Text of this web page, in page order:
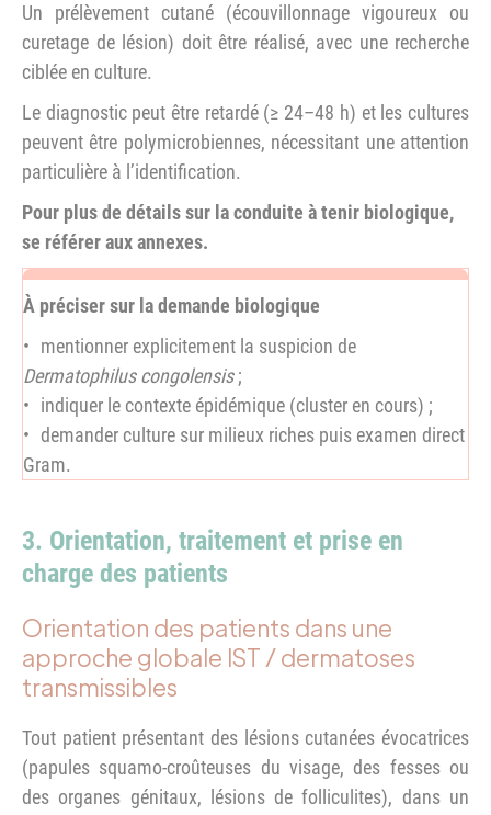
Un prélèvement cutané (écouvillonnage vigoureux ou
curetage de lésion) doit être réalisé, avec une recherche
ciblée en culture.
Le diagnostic peut être retardé (≥ 24–48 h) et les cultures
peuvent être polymicrobiennes, nécessitant une attention
particulière à l’identification.
Pour plus de détails sur la conduite à tenir biologique,
se référer aux annexes.
À préciser sur la demande biologique
mentionner explicitement la suspicion de
Dermatophilus congolensis;
indiquer le contexte épidémique (cluster en cours) ;
demander culture sur milieux riches puis examen direct
Gram.
3. Orientation, traitement et prise en
charge des patients
Orientation des patients dans une
approche globale IST / dermatoses
transmissibles
Tout patient présentant des lésions cutanées évocatrices
(papules squamo-croûteuses du visage, des fesses ou
des organes génitaux, lésions de folliculites), dans un